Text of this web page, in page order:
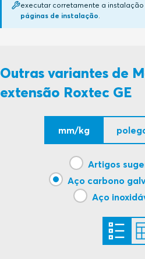
GE (en)
executar corretamente a
páginas de instalação.
Outras variantes de
extensão Roxtec GE
mm/kg
Artigos
Aço carbono
Aço